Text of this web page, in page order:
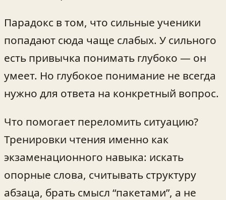
Парадокс в том, что сильные ученики
попадают сюда чаще слабых. У сильного
есть привычка понимать глубоко — он
умеет. Но глубокое понимание не всегда
нужно для ответа на конкретный вопрос.
Что помогает переломить ситуацию?
Тренировки чтения именно как
экзаменационного навыка: искать
опорные слова, считывать структуру
абзаца, брать смысл “пакетами”, а не